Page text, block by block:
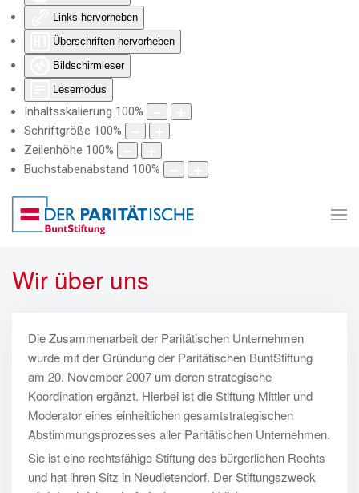
Links hervorheben
Überschriften hervorheben
Bildschirmleser
Lesemodus
Inhaltsskalierung 100%
Schriftgröße 100%
Zeilenhöhe 100%
Buchstabenabstand 100%
Wir über uns
Die Zusammenarbeit der Paritätischen Unternehmen
wurde mit der Gründung der Paritätischen BuntStiftung
am 20. November 2007 um deren strategische
Koordination ergänzt. Hierbei ist die Stiftung Mittler und
Moderator eines einheitlichen gesamtstrategischen
Abstimmungsprozesses aller Paritätischen Unternehmen.
Sie ist eine rechtsfähige Stiftung des bürgerlichen Rechts
und hat ihren Sitz in Neudietendorf. Der Stiftungszweck